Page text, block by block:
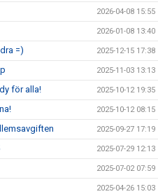
2026-04-08 15:55
2026-01-08 13:40
=) 2025-12-15 17:38
2025-11-03 13:13
för alla! 2025-10-12 19:35
2025-10-12 08:15
2025-09-27 17:19
2025-07-29 12:13
2025-07-02 07:59
2025-04-26 15:03